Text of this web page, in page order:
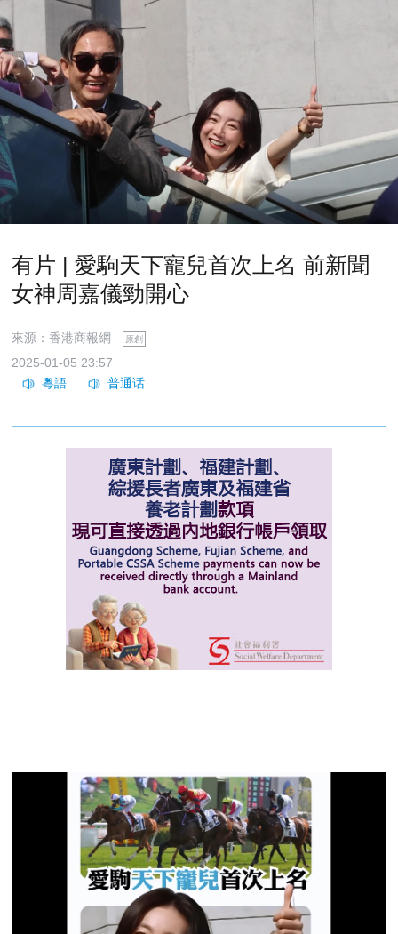
有片 | 愛駒天下寵兒首次上名 前新聞
女神周嘉儀勁開心
來源：香港商報網 原創
2025-01-05 23:57